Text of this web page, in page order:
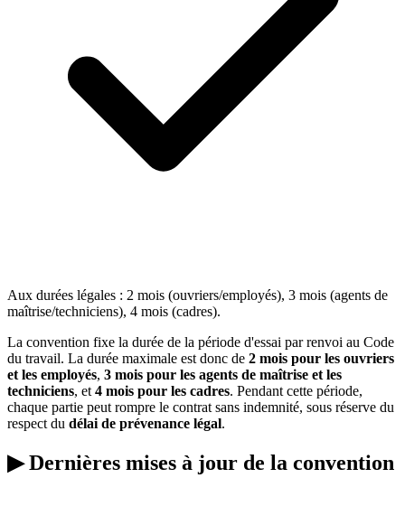
Aux durées légales : 2 mois (ouvriers/employés), 3 mois (agents de
maîtrise/techniciens), 4 mois (cadres).
La convention fixe la durée de la période d'essai par renvoi au Code
du travail. La durée maximale est donc de 2 mois pour les ouvriers
et les employés, 3 mois pour les agents de maîtrise et les
techniciens, et 4 mois pour les cadres. Pendant cette période,
chaque partie peut rompre le contrat sans indemnité, sous réserve du
respect du délai de prévenance légal.
▶Dernières mises à jour de la convention